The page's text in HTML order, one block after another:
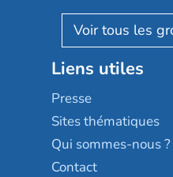
Reseda
Stella
Les villages d'or
Sérénys
Résidences
Résidalya
Groupe aplus
AGE D'OR
Liens utiles
Presse
Sites thématiques
Qui sommes-nous ?
Contact